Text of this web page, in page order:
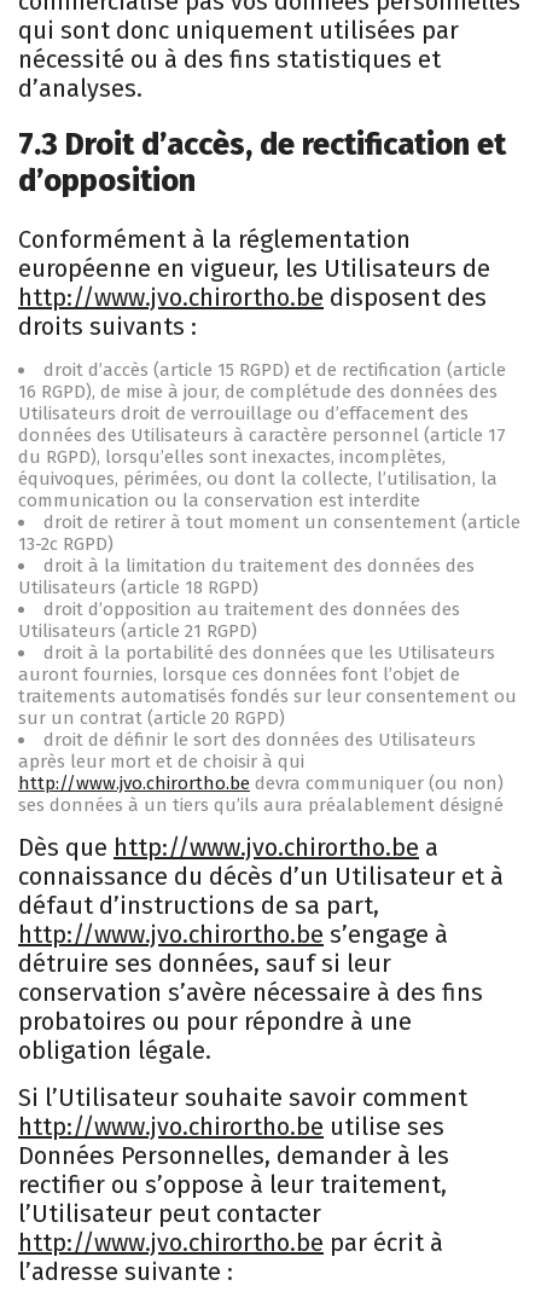
qui sont donc uniquement utilisées par
nécessité ou à des fins statistiques et
d’analyses.
7.3 Droit d’accès, de rectification et
d’opposition
Conformément à la réglementation
européenne en vigueur, les Utilisateurs de
http://www.jvo.chirortho.be disposent des
droits suivants :
droit d’accès (article 15 RGPD) et de rectification (article
16 RGPD), de mise à jour, de complétude des données des
Utilisateurs droit de verrouillage ou d’effacement des
données des Utilisateurs à caractère personnel (article 17
du RGPD), lorsqu’elles sont inexactes, incomplètes,
équivoques, périmées, ou dont la collecte, l’utilisation, la
communication ou la conservation est interdite
droit de retirer à tout moment un consentement (article
13-2c RGPD)
droit à la limitation du traitement des données des
Utilisateurs (article 18 RGPD)
droit d’opposition au traitement des données des
Utilisateurs (article 21 RGPD)
droit à la portabilité des données que les Utilisateurs
auront fournies, lorsque ces données font l’objet de
traitements automatisés fondés sur leur consentement ou
sur un contrat (article 20 RGPD)
droit de définir le sort des données des Utilisateurs
après leur mort et de choisir à qui
http://www.jvo.chirortho.be devra communiquer (ou non)
ses données à un tiers qu’ils aura préalablement désigné
Dès que http://www.jvo.chirortho.be a
connaissance du décès d’un Utilisateur et à
défaut d’instructions de sa part,
http://www.jvo.chirortho.be s’engage à
détruire ses données, sauf si leur
conservation s’avère nécessaire à des fins
probatoires ou pour répondre à une
obligation légale.
Si l’Utilisateur souhaite savoir comment
http://www.jvo.chirortho.be utilise ses
Données Personnelles, demander à les
rectifier ou s’oppose à leur traitement,
l’Utilisateur peut contacter
http://www.jvo.chirortho.be par écrit à
l’adresse suivante :